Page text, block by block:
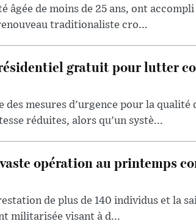
âgée de moins de 25 ans, ont
traditionaliste cro...
gratuit pour lutter
des mesures d'urgence pour la qualité
réduites, alors qu'un systè...
opération au printemps
de plus de 140 individus et la
militarisée visant à d...